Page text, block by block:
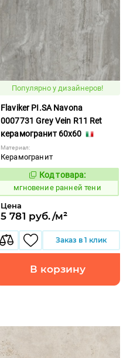
Популярно у дизайнеров!
Flaviker PI.SA Navona
0007731 Grey Vein R11 Ret
керамогранит 60x60
Материал:
Керамогранит
947228
Код товара:
мгновение ранней тени
Цена
5 781 руб./м²
Заказ в 1 клик
В корзину